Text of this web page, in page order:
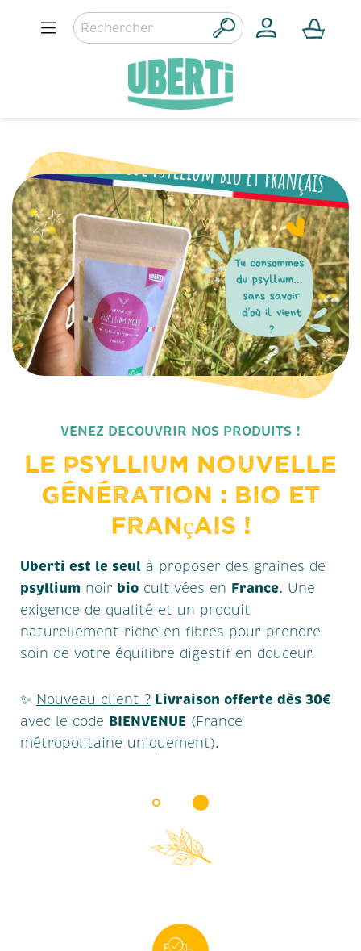
VENEZ DECOUVRIR NOS PRODUITS !
Fermeture estivale !
Dernière commande pour départ avant
Les livraisons reprendront à notre retour !
Merci pour votre compréhension et belles
vacances !!
VENEZ DECOUVRIR NOS PRODUITS !
Le psyllium nouvelle
génération : bio et
français !
Uberti est le seul à proposer des graines de
psyllium noir bio cultivées en France. Une
exigence de qualité et un produit
naturellement riche en fibres pour prendre
soin de votre équilibre digestif en douceur.
✨ Nouveau client ? Livraison offerte dès 30€
avec le code BIENVENUE (France
métropolitaine uniquement).